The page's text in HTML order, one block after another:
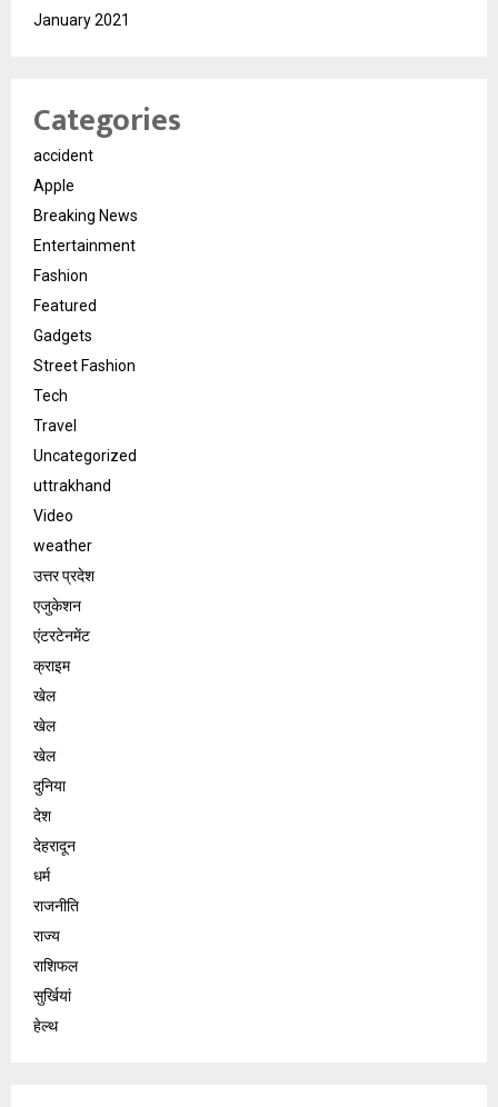
January 2021
Categories
accident
Apple
Breaking News
Entertainment
Fashion
Featured
Gadgets
Street Fashion
Tech
Travel
Uncategorized
uttrakhand
Video
weather
उत्तर प्रदेश
एजुकेशन
एंटरटेनमेंट
क्राइम
खेल
खेल
खेल
दुनिया
देश
देहरादून
धर्म
राजनीति
राज्य
राशिफल
सुर्खियां
हेल्थ